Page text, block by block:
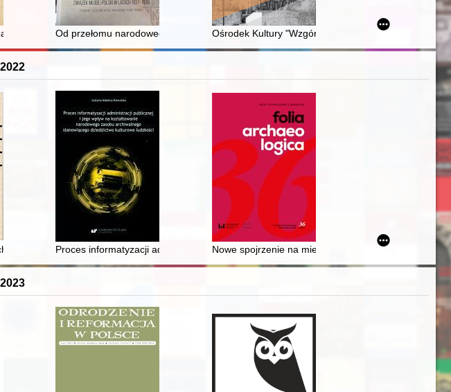
ziemiach polskich w źródłach narracyjnych i ikonograficznych z drugiej połowy XIX i początku XX
Od przełomu narodowego do ruchu młodonarodowego : Związek Młodej Polski w
Ośrodek Kultury "Wzgórze Zamkowe" w Lubinie :
corps in the 19th century
Śląska Opolskiego w latach 1945-1956
archiwalia i głębsze znaczenie
Proces informatyzacji administracji publicznej i jego wpływ na kształtowanie
Nowe spojrzenie na miecz z Turu, pow. poddębicki =